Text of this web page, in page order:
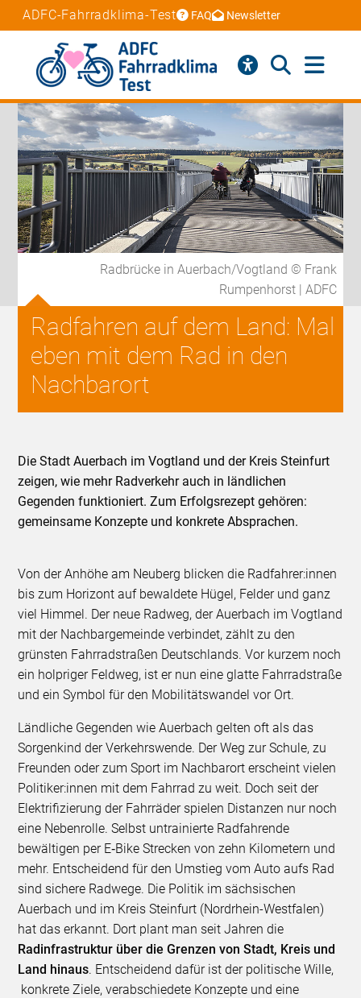
ADFC-Fahrradklima-Test FAQ Newsletter
Radbrücke in Auerbach/Vogtland © Frank
Rumpenhorst | ADFC
Radfahren auf dem Land: Mal
eben mit dem Rad in den
Nachbarort
Die Stadt Auerbach im Vogtland und der Kreis Steinfurt
zeigen, wie mehr Radverkehr auch in ländlichen
Gegenden funktioniert. Zum Erfolgsrezept gehören:
gemeinsame Konzepte und konkrete Absprachen.
Von der Anhöhe am Neuberg blicken die Radfahrer:innen
bis zum Horizont auf bewaldete Hügel, Felder und ganz
viel Himmel. Der neue Radweg, der Auerbach im Vogtland
mit der Nachbargemeinde verbindet, zählt zu den
grünsten Fahrradstraßen Deutschlands. Vor kurzem noch
ein holpriger Feldweg, ist er nun eine glatte Fahrradstraße
und ein Symbol für den Mobilitätswandel vor Ort.
Ländliche Gegenden wie Auerbach gelten oft als das
Sorgenkind der Verkehrswende. Der Weg zur Schule, zu
Freunden oder zum Sport im Nachbarort erscheint vielen
Politiker:innen mit dem Fahrrad zu weit. Doch seit der
Elektrifizierung der Fahrräder spielen Distanzen nur noch
eine Nebenrolle. Selbst untrainierte Radfahrende
bewältigen per E‑Bike Strecken von zehn Kilometern und
mehr. Entscheidend für den Umstieg vom Auto aufs Rad
sind sichere Radwege. Die Politik im sächsischen
Auerbach und im Kreis Steinfurt (Nordrhein-Westfalen)
hat das erkannt. Dort plant man seit Jahren die
Radinfrastruktur über die Grenzen von Stadt, Kreis und
Land hinaus. Entscheidend dafür ist der politische Wille,
konkrete Ziele, verabschiedete Konzepte und eine